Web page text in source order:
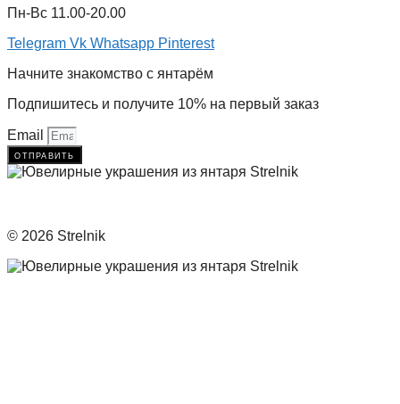
Пн-Вс 11.00-20.00
Telegram Vk Whatsapp Pinterest
Начните знакомство с янтарём
Подпишитесь и получите 10% на первый заказ
Email
отправить
© 2026 Strelnik